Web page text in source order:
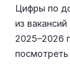
Цифры по
из
2025–2026